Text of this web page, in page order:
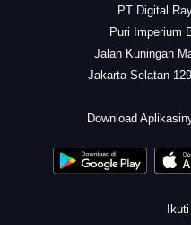
PT Digital
Puri Imperium
Jalan Kuningan
Jakarta Selatan
Download